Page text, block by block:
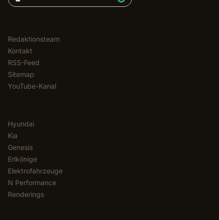
Redaktionsteam
Kontakt
RSS-Feed
Sitemap
YouTube-Kanal
Hyundai
Kia
Genesis
Erlkönige
Elektrofahrzeuge
N Performance
Renderings